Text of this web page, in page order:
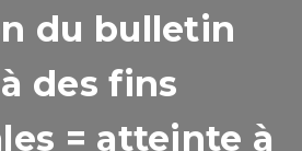
du bulletin
des fins
= atteinte à